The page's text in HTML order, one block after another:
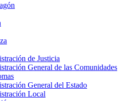
de Justicia
General de las Comunidades
General del Estado
Local